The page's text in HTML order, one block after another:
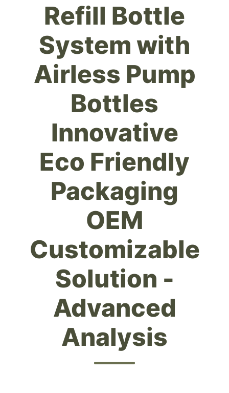
Refill Bottle
System with
Airless Pump
Bottles
Innovative
Eco Friendly
Packaging
OEM
Customizable
Solution -
Advanced
Analysis